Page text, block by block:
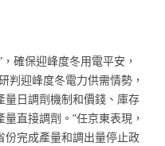
確保迎峰度冬用電平安，
判迎峰度冬電力供需情勢，
量日調劑機制和價錢、庫存
直接調劑。”任京東表現，
份完成產量和調出量停止政